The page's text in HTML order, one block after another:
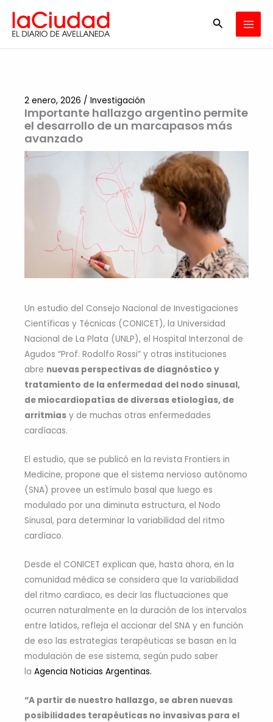
contenido
Buscar
Importante hallazgo argentino permite
el desarrollo de un marcapasos más
avanzado
2 enero, 2026 / Investigación
Un estudio del Consejo Nacional de Investigaciones
Científicas y Técnicas (CONICET), la Universidad
Nacional de La Plata (UNLP), el Hospital Interzonal de
Agudos “Prof. Rodolfo Rossi” y otras instituciones
abre nuevas perspectivas de diagnóstico y
tratamiento de la enfermedad del nodo sinusal,
de miocardiopatías de diversas etiologías, de
arritmias y de muchas otras enfermedades
cardíacas.
El estudio, que se publicó en la revista Frontiers in
Medicine, propone que el sistema nervioso autónomo
(SNA) provee un estímulo basal que luego es
modulado por una diminuta estructura, el Nodo
Sinusal, para determinar la variabilidad del ritmo
cardíaco.
Desde el CONICET explican que, hasta ahora, en la
comunidad médica se considera que la variabilidad
del ritmo cardiaco, es decir las fluctuaciones que
ocurren naturalmente en la duración de los intervalos
entre latidos, refleja el accionar del SNA y en función
de eso las estrategias terapéuticas se basan en la
modulación de ese sistema, según pudo saber
la Agencia Noticias Argentinas.
“A partir de nuestro hallazgo, se abren nuevas
posibilidades terapéuticas no invasivas para el